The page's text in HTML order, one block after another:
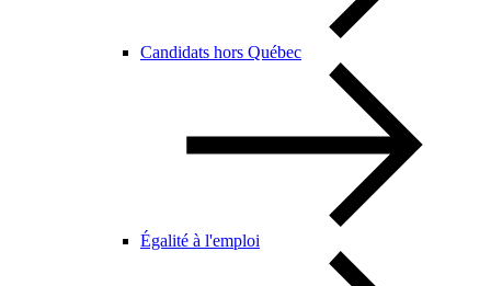
Candidats hors Québec
Égalité à l'emploi